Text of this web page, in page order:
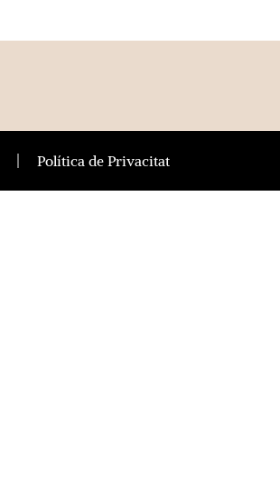
Política de Privacitat